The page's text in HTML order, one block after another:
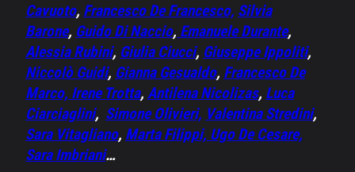
Cavuoto, Francesco De Francesco, Silvia
Barone, Guido Di Naccio, Emanuele Durante,
Alessia Rubini, Giulia Ciucci, Giuseppe Ippoliti,
Niccolò Guidi, Gianna Gesualdo, Francesco De
Marco, Irene Trotta, Antilena Nicolizas, Luca
Ciarciaglini, Simone Olivieri, Valentina Stredini,
Sara Vitagliano, Marta Filippi, Ugo De Cesare,
Sara Imbriani…